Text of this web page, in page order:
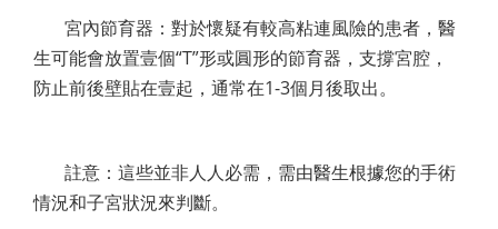
宮內節育器：對於懷疑有較高粘連風險的患者，醫
生可能會放置壹個“T”形或圓形的節育器，支撐宮腔，
防止前後壁貼在壹起，通常在1-3個月後取出。
註意：這些並非人人必需，需由醫生根據您的手術
情況和子宮狀況來判斷。